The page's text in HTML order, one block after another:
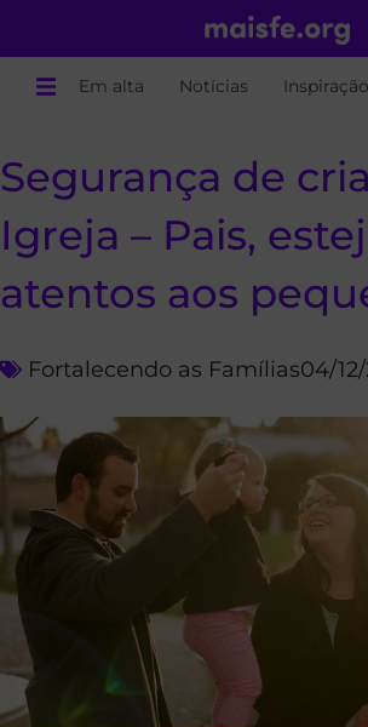
Em alta Notícias Inspiração
Segurança de
Igreja – Pais,
atentos aos
Fortalecendo as Famílias04/